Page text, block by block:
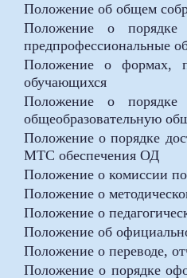
Положение об общем
Положение о порядке
предпрофессиональные
Положение о формах,
обучающихся
Положение о порядке
общеобразовательную
Положение о порядке
МТС обеспечения ОД
Положение о комиссии
Положение о
Положение о
Положение об
Положение о переводе,
Положение о порядке